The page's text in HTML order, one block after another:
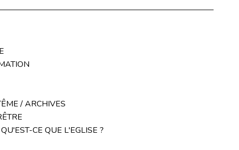
/ ARCHIVES
CE QUE L'EGLISE ?